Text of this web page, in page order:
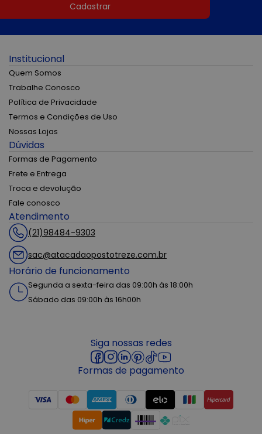
Cadastrar
Institucional
Quem Somos
Trabalhe Conosco
Política de Privacidade
Termos e Condições de Uso
Nossas Lojas
Dúvidas
Formas de Pagamento
Frete e Entrega
Troca e devolução
Fale conosco
Atendimento
(21)98484-9303
sac@atacadaopostotreze.com.br
Horário de funcionamento
Segunda a sexta-feira das 09:00h às 18:00h
Sábado das 09:00h às 16h00h
Siga nossas redes
Formas de pagamento